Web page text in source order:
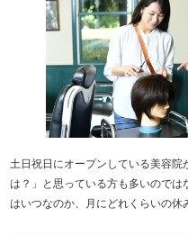
土日祝日にオープンしている美容
は？」と思っている方も多いので
はいつなのか、月にどれくらいの休